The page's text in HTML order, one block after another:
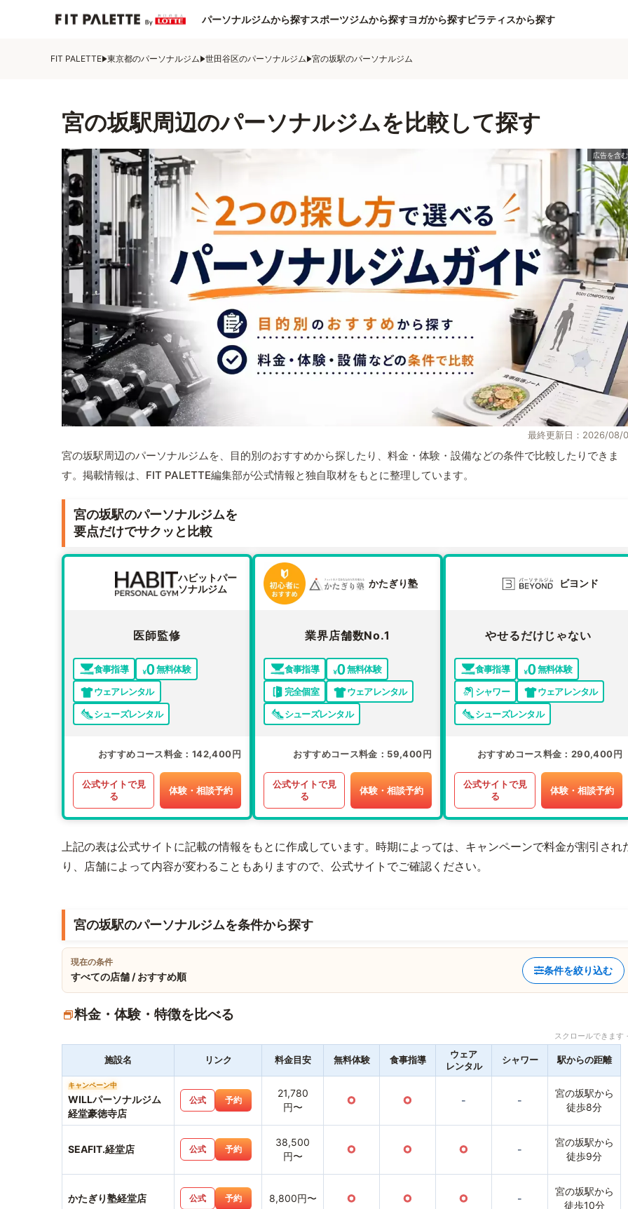
パーソナルジムから探すスポーツジムから探すヨガから探すピラティスから探す
FIT PALETTE 東京都のパーソナルジム 世田谷区のパーソナルジム 宮の坂駅のパーソナルジム
宮の坂駅周辺のパーソナルジムを比較して探す
最終更新日：2026/08/
宮の坂駅周辺のパーソナルジムを、目的別のおすすめから探したり、料金・体験・設備などの条件で比較したりできま
す。掲載情報は、FIT PALETTE編集部が公式情報と独自取材をもとに整理しています。
宮の坂駅のパーソナルジムを
要点だけでサクッと比較
ハビットパー
ソナルジム
医師監修
食事指導
無料体験
ウェアレンタル
シューズレンタル
おすすめコース料金 142,400円
公式サイトで見
る
体験・相談予約
かたぎり塾
業界店舗数No.1
食事指導
無料体験
完全個室
ウェアレンタル
シューズレンタル
おすすめコース料金 59,400円
公式サイトで見
る
体験・相談予約
ビヨンド
やせるだけじゃない
食事指導
無料体験
シャワー
ウェアレンタル
シューズレンタル
おすすめコース料金 290,400円
公式サイトで見
る
体験・相談予約
上記の表は公式サイトに記載の情報をもとに作成しています。時期によっては、キャンペーンで料金が割引され
り、店舗によって内容が変わることもありますので、公式サイトでご確認ください。
宮の坂駅のパーソナルジムを条件から探す
現在の条件
すべての店舗 / おすすめ順
条件を絞り込む
料金・体験・特徴を比べる
スクロールできま
施設名 リンク 料金目安 無料体験 食事指導
ウェア
レンタル
シャワー 駅からの距離
キャンペーン中
WILLパーソナルジム
経堂豪徳寺店
公式 予約
21,780
円〜
○ ○ - -
宮の坂駅から
徒歩8分
SEAFIT.経堂店 公式 予約
38,500
円〜
○ ○ ○ -
宮の坂駅から
徒歩9分
かたぎり塾経堂店 公式 予約 8,800円〜 ○ ○ ○ -
宮の坂駅から
徒歩10分